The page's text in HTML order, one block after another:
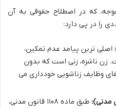
که در اصطلاح حقوقی به آن
را در پی دارد:
اصلی ترین پیامد عدم تمکین،
زن ناشزه، زنی است که بدون
وظایف زناشویی خودداری می
طبق ماده ۱۱۰۸ قانون مدنی،